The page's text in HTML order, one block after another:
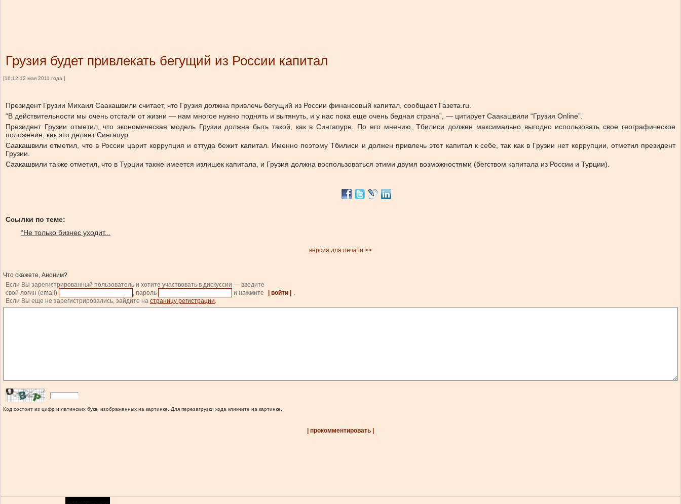
Грузия будет привлекать бегущий из России капитал
[16:12 12 мая 2011 года ]
Президент Грузии Михаил Саакашвили считает, что Грузия должна привлечь бегущий из России финансовый капитал, сообщает Газета.ru.
“В действительности мы очень отстали от жизни — нам многое нужно поднять и вытянуть, и у нас пока еще очень бедная страна”, — цитирует Саакашвили “Грузия Online”.
Президент Грузии отметил, что экономическая модель Грузии должна быть такой, как в Сингапуре. По его мнению, Тбилиси должен максимально выгодно использовать свое географическое
положение, как это делает Сингапур.
Саакашвили отметил, что в России царит коррупция и оттуда бежит капитал. Именно поэтому Тбилиси и должен привлечь этот капитал к себе, так как в Грузии нет коррупции, отметил президент
Грузии.
Саакашвили также отметил, что в Турции также имеется излишек капитала, и Грузия должна воспользоваться этими двумя возможностями (бегством капитала из России и Турции).
Ссылки по теме:
“Не только бизнес уходит...
версия для печати >>
Что скажете, Аноним?
Если Вы зарегистрированный пользователь и хотите участвовать в дискуссии — введите
свой логин (email)
, пароль и нажмите | войти |
.
Если Вы еще не зарегистрировались, зайдите на страницу регистрации.
Код состоит из цифр и латинских букв, изображенных на картинке. Для перезагрузки кода кликните на картинке.
| прокомментировать |